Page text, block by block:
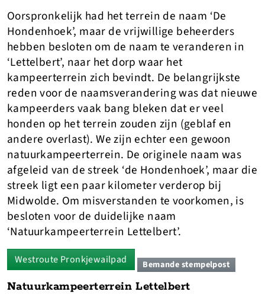
Oorspronkelijk had het terrein de naam ‘De
Hondenhoek’, maar de vrijwillige beheerders
hebben besloten om de naam te veranderen in
‘Lettelbert’, naar het dorp waar het
kampeerterrein zich bevindt. De belangrijkste
reden voor de naamsverandering was dat nieuwe
kampeerders vaak bang bleken dat er veel
honden op het terrein zouden zijn (geblaf en
andere overlast). We zijn echter een gewoon
natuurkampeerterrein. De originele naam was
afgeleid van de streek ‘de Hondenhoek’, maar die
streek ligt een paar kilometer verderop bij
Midwolde. Om misverstanden te voorkomen, is
besloten voor de duidelijke naam
‘Natuurkampeerterrein Lettelbert’.
Westroute Pronkjewailpad Bemande stempelpost
Natuurkampeerterrein Lettelbert